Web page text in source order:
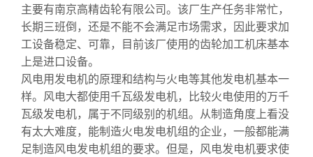
主要有南京高精齿轮有限公司。该厂生产任务非常忙，
长期三班倒，还是不能不会满足市场需求，因此要求加
工设备稳定、可靠，目前该厂使用的齿轮加工机床基本
上是进口设备。
风电用发电机的原理和结构与火电等其他发电机基本一
样。风电大都使用千瓦级发电机，比较火电使用的万千
瓦级发电机，属于不同级别的机组。从制造角度上看没
有太大难度，能制造火电发电机组的企业，一般都能满
足制造风电发电机组的要求。但是，风电发电机要求使